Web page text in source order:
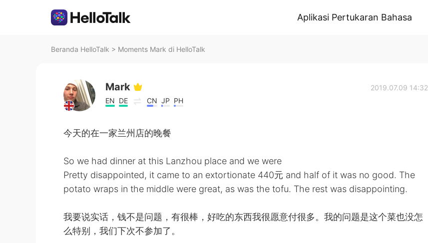
Aplikasi Pertukaran Bahasa
Beranda HelloTalk > Moments Mark di HelloTalk
Mark
EN DE CN JP PH
2019.07.09 14:32
今天的在一家兰州店的晚餐
So we had dinner at this Lanzhou place and we were
Pretty disappointed, it came to an extortionate 440元 and half of it was no good. The
potato wraps in the middle were great, as was the tofu. The rest was disappointing.
我要说实话，钱不是问题，有很棒，好吃的东西我很愿意付很多。我的问题是这个菜也没怎
么特别，我们下次不参加了。